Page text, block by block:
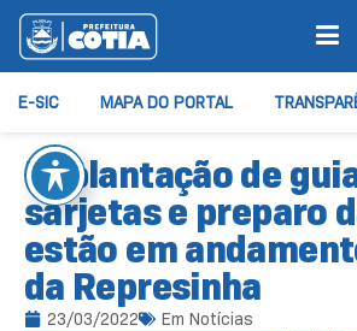
E-SIC MAPA DO PORTAL
Implantação de
sarjetas e preparo
estão em
da Represinha
23/03/2022 Em Notícias